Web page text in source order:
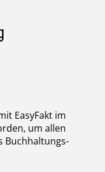
EasyFakt im
um allen
Buchhaltungs-